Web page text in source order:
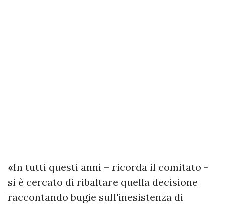
«In tutti questi anni – ricorda il comitato -
si è cercato di ribaltare quella decisione
raccontando bugie sull'inesistenza di